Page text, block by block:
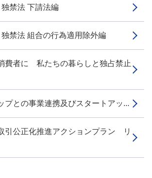
禁法 下請法編
禁法 組合の行為適用除外編
費者に 私たちの暮らしと独占禁止
プとの事業連携及びスタートアッ...
引公正化推進アクションプラン リ